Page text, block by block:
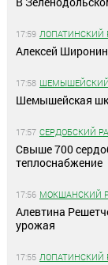
17:59 ЛОПАТИНСКИЙ
Алексей
17:58
Шемышейская
17:57 СЕРДОБСКИЙ
Свыше 700
теплоснабжение
17:56 МОКШАНСКИЙ
Алевтина
урожая
17:55 ЛОПАТИНСКИЙ